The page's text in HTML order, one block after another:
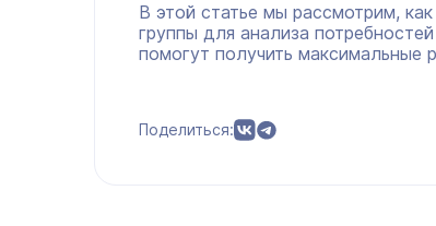
В этой статье мы рассмотрим,
группы для анализа
помогут получить максимальные
Поделиться: